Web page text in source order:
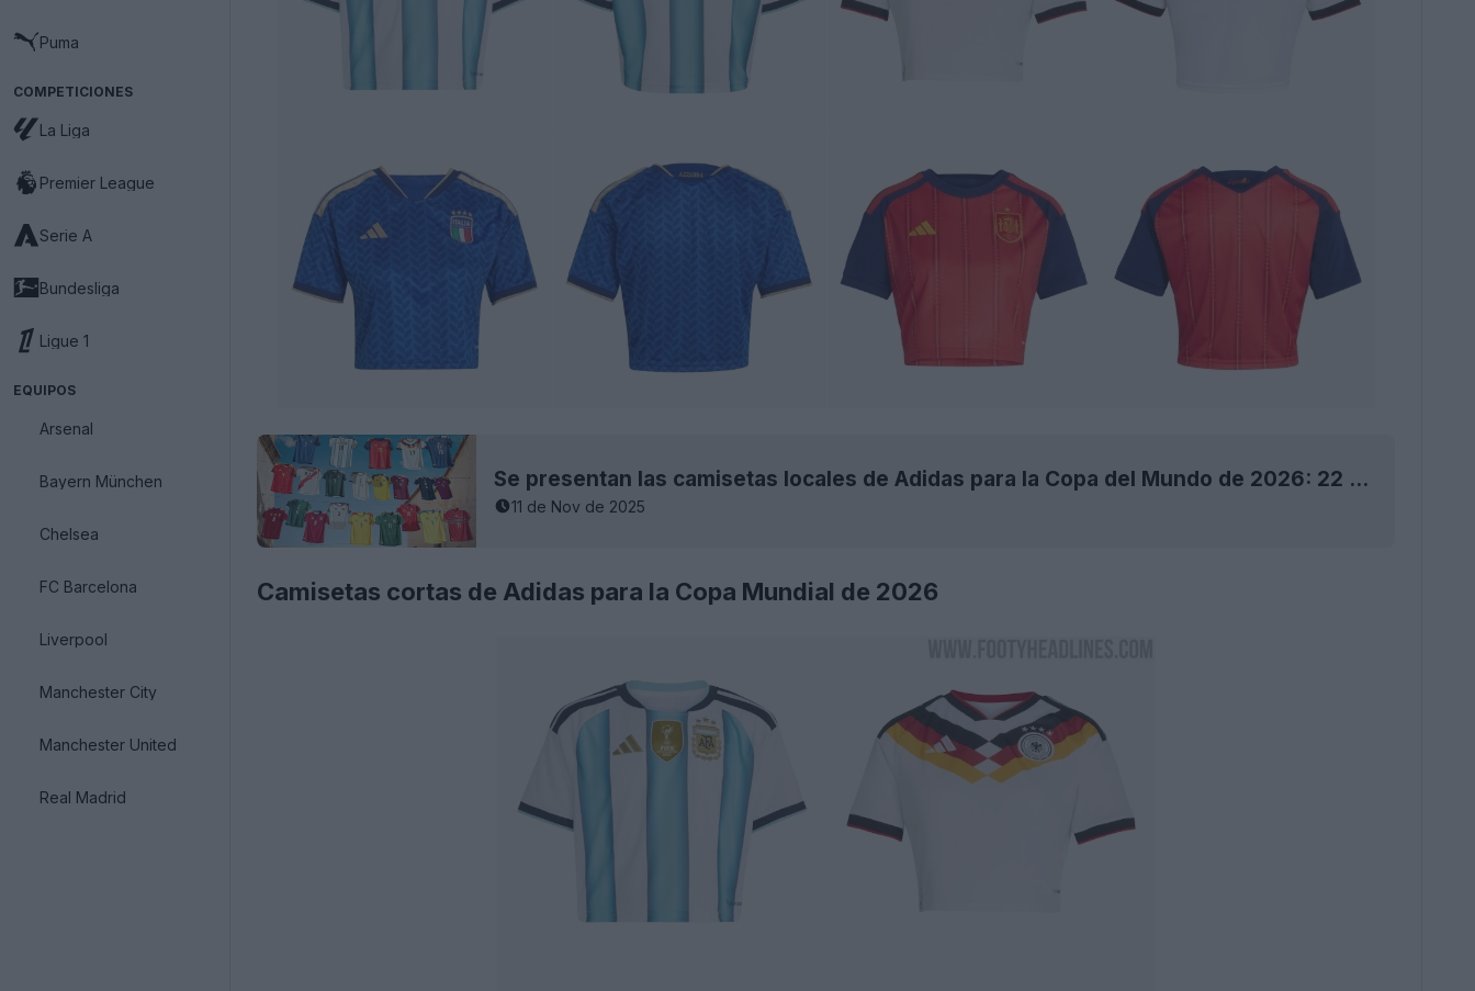
Puma
COMPETICIONES
La Liga
Premier League
Serie A
Bundesliga
Ligue 1
EQUIPOS
Arsenal
Bayern München
Chelsea
FC Barcelona
Liverpool
Manchester City
Manchester United
Real Madrid
Se presentan las camisetas locales de Adidas para la Copa del Mundo de 2026: 22 equipos
11 de Nov de 2025
Camisetas cortas de Adidas para la Copa Mundial de 2026